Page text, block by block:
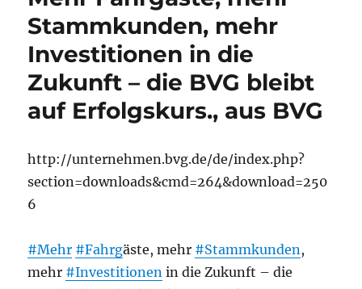
Stammkunden, mehr
Investitionen in die
Zukunft – die BVG bleibt
auf Erfolgskurs., aus BVG
http://unternehmen.bvg.de/de/index.php?
section=downloads&cmd=264&download=250
6
#Mehr #Fahrgäste, mehr #Stammkunden ,
mehr #Investitionen in die Zukunft – die